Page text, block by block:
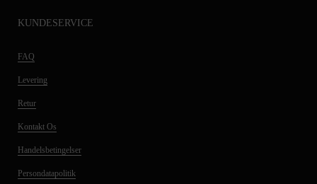
KUNDESERVICE
FAQ
Levering
Retur
Kontakt Os
Handelsbetingelser
Persondatapolitik